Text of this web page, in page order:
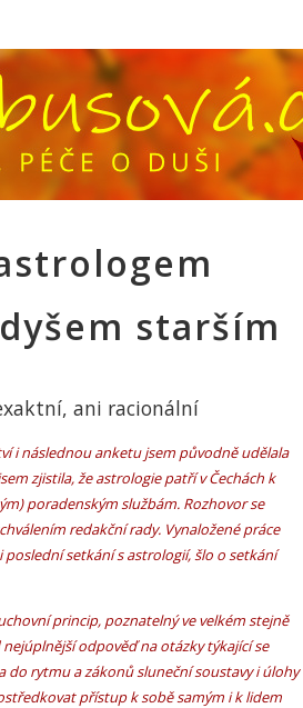
starším
ani racionální
i následnou anketu jsem původně udělala
zjistila, že astrologie patří v Čechách k
poradenským službám. Rozhovor se
redakční rady. Vynaložené práce
setkání s astrologií, šlo o setkání
princip, poznatelný ve velkém stejně
odpověď na otázky týkající se
do rytmu a zákonů sluneční soustavy i úlohy
přístup k sobě samým i k lidem